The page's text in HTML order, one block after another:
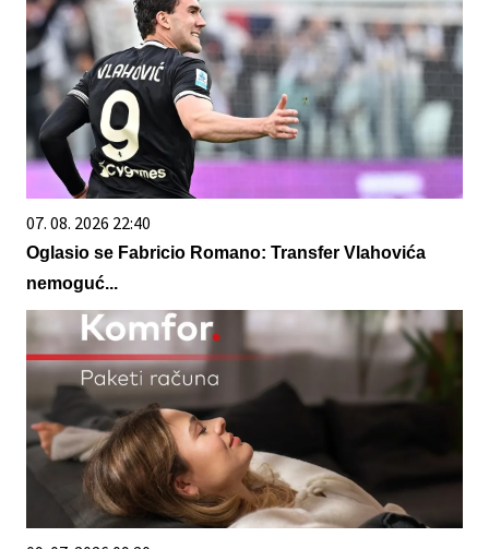
07. 08. 2026 22:40
Oglasio se Fabricio Romano: Transfer Vlahovića
nemoguć...